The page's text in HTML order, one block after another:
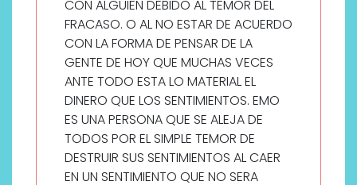
CON ALGUIEN DEBIDO AL TEMOR DEL
FRACASO. O AL NO ESTAR DE ACUERDO
CON LA FORMA DE PENSAR DE LA
GENTE DE HOY QUE MUCHAS VECES
ANTE TODO ESTA LO MATERIAL EL
DINERO QUE LOS SENTIMIENTOS. EMO
ES UNA PERSONA QUE SE ALEJA DE
TODOS POR EL SIMPLE TEMOR DE
DESTRUIR SUS SENTIMIENTOS AL CAER
EN UN SENTIMIENTO QUE NO SERA